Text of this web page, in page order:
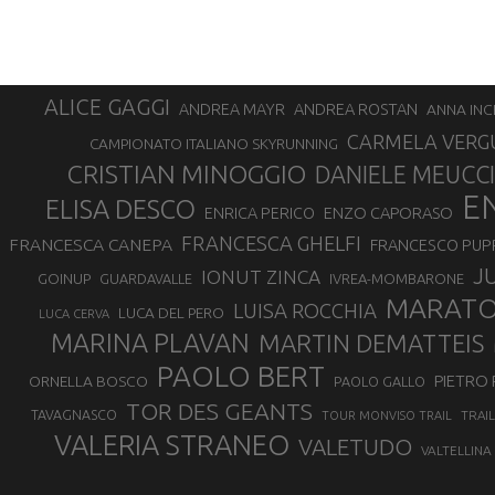
ALICE GAGGI ANDREA MAYR ANDREA ROSTAN ANNA
CAMPIONATO ITALIANO SKYRUNNING CARMELA
CRISTIAN MINOGGIO DANIELE MEUCCI
ELISA DESCO ENRICA PERICO ENZO CAPORASO
FRANCESCA CANEPA FRANCESCA GHELFI FRANCESCO
GOINUP GUARDAVALLE IONUT ZINCA IVREA-MOMBARONE
LUCA CERVA LUCA DEL PERO LUISA ROCCHIA
MARINA PLAVAN MARTIN DEMATTEIS
ORNELLA BOSCO PAOLO BERT PAOLO GALLO PIETRO
TAVAGNASCO TOR DES GEANTS TOUR MONVISO TRAIL
VALERIA STRANEO VALETUDO VALTELLINA